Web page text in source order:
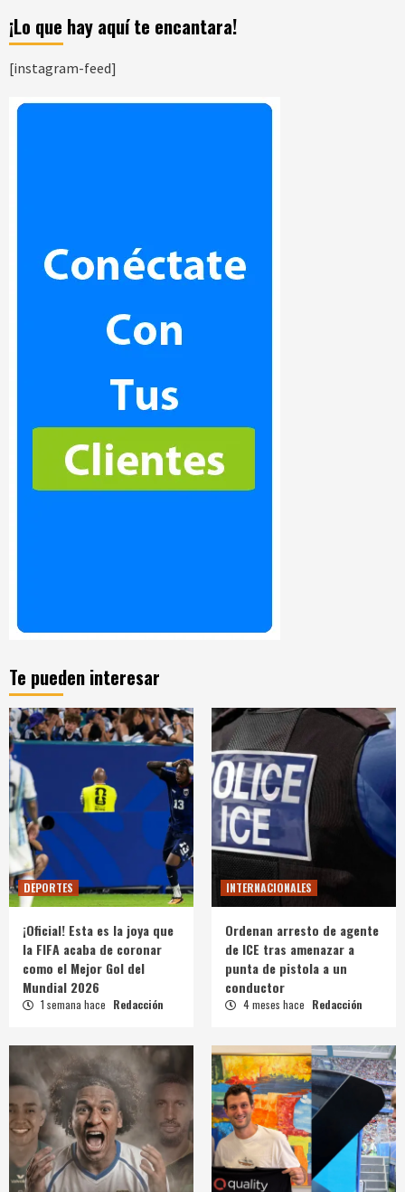
¡Lo que hay aquí te encantara!
[instagram-feed]
Te pueden interesar
DEPORTES
¡Oficial! Esta es la joya que
la FIFA acaba de coronar
como el Mejor Gol del
Mundial 2026
1 semana hace Redacción
INTERNACIONALES
Ordenan arresto de agente
de ICE tras amenazar a
punta de pistola a un
conductor
4 meses hace Redacción